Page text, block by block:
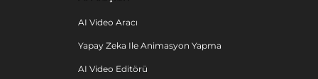
AI Video Aracı
Yapay Zeka Ile Animasyon Yapma
AI Video Editörü